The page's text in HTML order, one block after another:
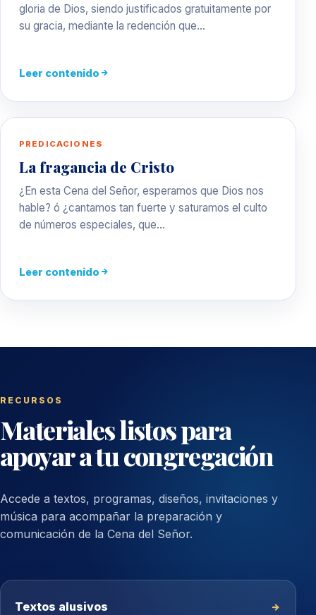
gloria de Dios, siendo justificados gratuitamente por
su gracia, mediante la redención que…
Leer contenido
PREDICACIONES
La fragancia de Cristo
¿En esta Cena del Señor, esperamos que Dios nos
hable? ó ¿cantamos tan fuerte y saturamos el culto
de números especiales, que…
Leer contenido
RECURSOS
Materiales listos para
apoyar a tu congregación
Accede a textos, programas, diseños, invitaciones y
música para acompañar la preparación y
comunicación de la Cena del Señor.
Textos alusivos